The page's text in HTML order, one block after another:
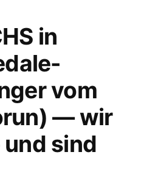
in
vom
— wir
sind